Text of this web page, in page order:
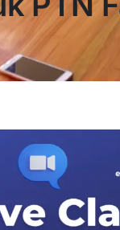
OUR PROGRAM
REGISTRATION
CONTACT US